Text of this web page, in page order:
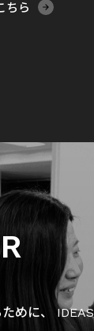
ちら
めに、 IDEAS